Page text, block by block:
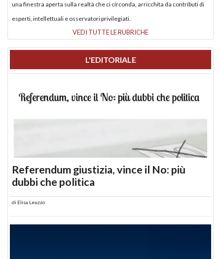
una finestra aperta sulla realtà che ci circonda, arricchita da contributi di
esperti, intellettuali e osservatori privilegiati.
VEDI TUTTE LE RUBRICHE
L'EDITORIALE
Referendum giustizia, vince il No: più
dubbi che politica
di Elisa Leuzzo